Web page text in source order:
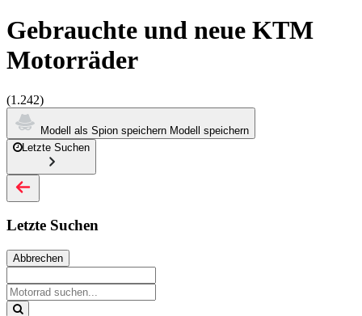
Gebrauchte und neue KTM
Motorräder
(1.242)
Modell als Spion speichern Modell speichern
Letzte Suchen
Letzte Suchen
Abbrechen